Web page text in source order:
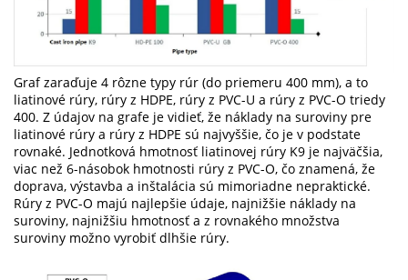
Graf zaraďuje 4 rôzne typy rúr (do priemeru 400 mm), a to
liatinové rúry, rúry z HDPE, rúry z PVC-U a rúry z PVC-O triedy
400. Z údajov na grafe je vidieť, že náklady na suroviny pre
liatinové rúry a rúry z HDPE sú najvyššie, čo je v podstate
rovnaké. Jednotková hmotnosť liatinovej rúry K9 je najväčšia,
viac než 6-násobok hmotnosti rúry z PVC-O, čo znamená, že
doprava, výstavba a inštalácia sú mimoriadne nepraktické.
Rúry z PVC-O majú najlepšie údaje, najnižšie náklady na
suroviny, najnižšiu hmotnosť a z rovnakého množstva
suroviny možno vyrobiť dlhšie rúry.